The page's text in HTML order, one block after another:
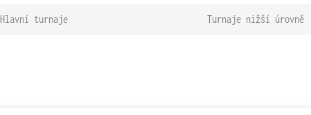
Hlavní turnaje Turnaje nižší úrovně